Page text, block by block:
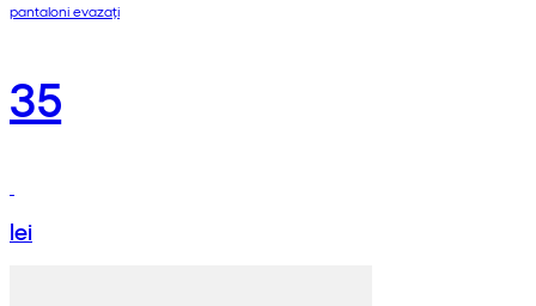
pantaloni evazați
35
lei